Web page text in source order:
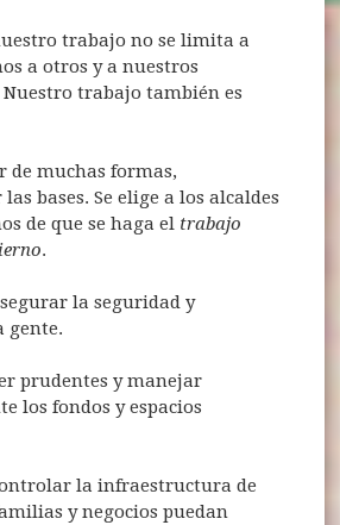
trabajo no se limita a
a otros y a nuestros
trabajo también es
de muchas formas,
bases. Se elige a los alcaldes
de que se haga el trabajo
.
la seguridad y
gente.
prudentes y manejar
los fondos y espacios
la infraestructura de
y negocios puedan